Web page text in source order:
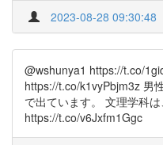
2023-08-28 09:30:48
@wshunya1 https://t.co/
https://t.co/k1vyPbjm3z 男
で出ています。 文理学科
https://t.co/v6Jxfm1Ggc